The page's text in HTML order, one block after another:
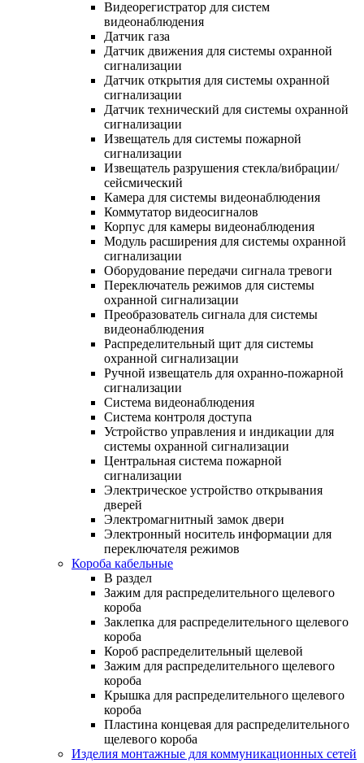
Видеорегистратор для систем
видеонаблюдения
Датчик газа
Датчик движения для системы охранной
сигнализации
Датчик открытия для системы охранной
сигнализации
Датчик технический для системы охранной
сигнализации
Извещатель для системы пожарной
сигнализации
Извещатель разрушения стекла/вибрации/
сейсмический
Камера для системы видеонаблюдения
Коммутатор видеосигналов
Корпус для камеры видеонаблюдения
Модуль расширения для системы охранной
сигнализации
Оборудование передачи сигнала тревоги
Переключатель режимов для системы
охранной сигнализации
Преобразователь сигнала для системы
видеонаблюдения
Распределительный щит для системы
охранной сигнализации
Ручной извещатель для охранно-пожарной
сигнализации
Система видеонаблюдения
Система контроля доступа
Устройство управления и индикации для
системы охранной сигнализации
Центральная система пожарной
сигнализации
Электрическое устройство открывания
дверей
Электромагнитный замок двери
Электронный носитель информации для
переключателя режимов
Короба кабельные
В раздел
Зажим для распределительного щелевого
короба
Заклепка для распределительного щелевого
короба
Короб распределительный щелевой
Зажим для распределительного щелевого
короба
Крышка для распределительного щелевого
короба
Пластина концевая для распределительного
щелевого короба
Изделия монтажные для коммуникационных сетей